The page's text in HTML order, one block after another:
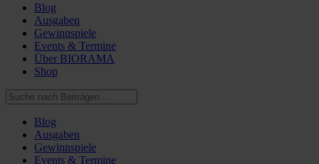
Blog
Ausgaben
Gewinnspiele
Events & Termine
Über BIORAMA
Shop
Blog
Ausgaben
Gewinnspiele
Events & Termine